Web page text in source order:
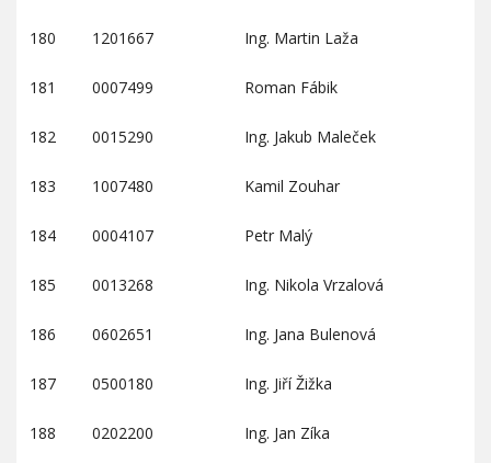
180 1201667 Ing. Martin Laža
181 0007499 Roman Fábik
182 0015290 Ing. Jakub Maleček
183 1007480 Kamil Zouhar
184 0004107 Petr Malý
185 0013268 Ing. Nikola Vrzalová
186 0602651 Ing. Jana Bulenová
187 0500180 Ing. Jiří Žižka
188 0202200 Ing. Jan Zíka